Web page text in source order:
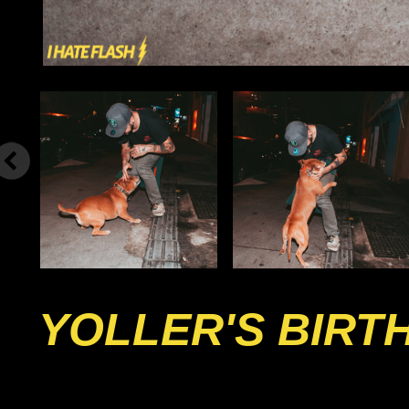
YOLLER'S